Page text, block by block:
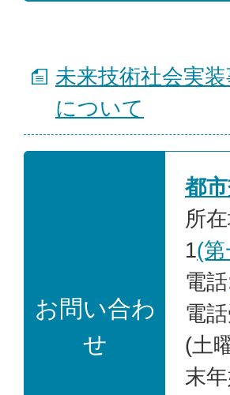
未来技術社会実
について
お問い合わ
せ
都
所
1(
電
電
(土
末